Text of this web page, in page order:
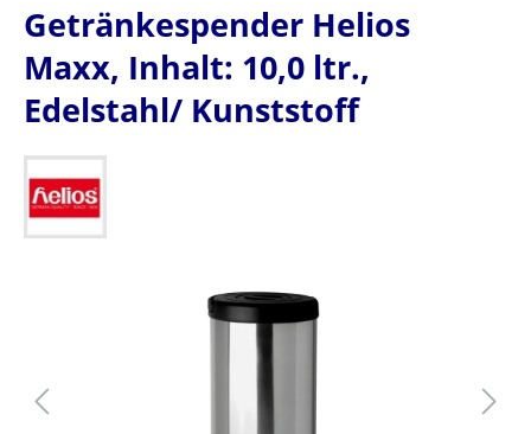
Getränkespender Helios
Maxx, Inhalt: 10,0 ltr.,
Edelstahl/ Kunststoff
Bildergalerie überspringen